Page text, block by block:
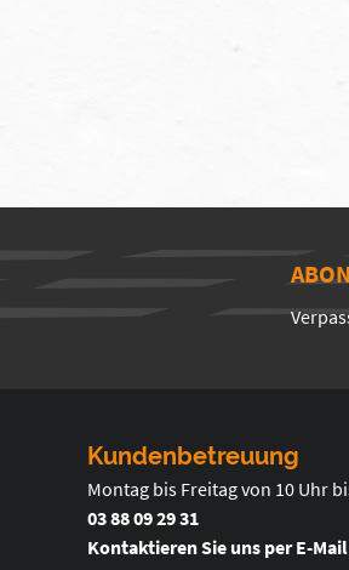
Kundenbetreuung
Montag bis Freitag von 10 Uhr
03 88 09 29 31
Kontaktieren Sie uns per E-Mail